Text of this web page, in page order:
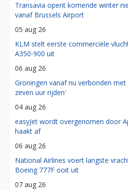
Transavia opent komende winter
vanaf Brussels Airport
05 aug 26
KLM stelt eerste commerciële
A350-900 uit
06 aug 26
Groningen vanaf nu verbonden met
zeven uur rijden'
04 aug 26
easyJet wordt overgenomen door
haakt af
06 aug 26
National Airlines voert langste
Boeing 777F ooit uit
07 aug 26